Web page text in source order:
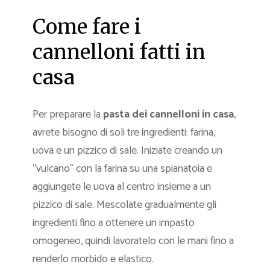
Come fare i
cannelloni fatti in
casa
Per preparare la pasta dei cannelloni in casa,
avrete bisogno di soli tre ingredienti: farina,
uova e un pizzico di sale. Iniziate creando un
“vulcano” con la farina su una spianatoia e
aggiungete le uova al centro insieme a un
pizzico di sale. Mescolate gradualmente gli
ingredienti fino a ottenere un impasto
omogeneo, quindi lavoratelo con le mani fino a
renderlo morbido e elastico.